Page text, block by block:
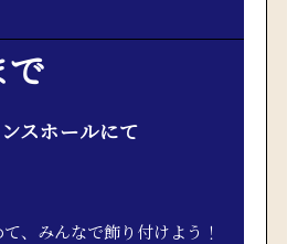
スホールにて
、みんなで飾り付けよう！